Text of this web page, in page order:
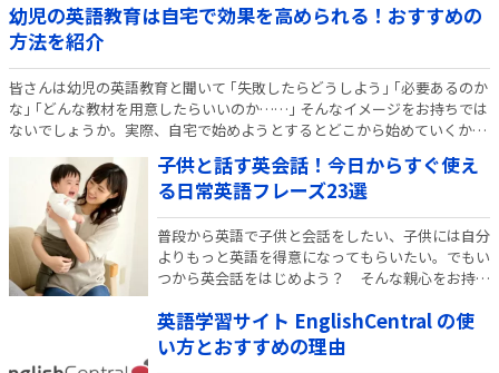
幼児の英語教育は自宅で効果を高められる！おすすめの
方法を紹介
皆さんは幼児の英語教育と聞いて ｢失敗したらどうしよう｣ ｢必要あるのか
な｣ ｢どんな教材を用意したらいいのか……｣ そんなイメージをお持ちでは
ないでしょうか。実際、自宅で始めようとするとどこから始めていくか悩
みますよね。 自宅で英語教育をしてみたい。英会話教室やレッスンに通っ
子供と話す英会話！今日からすぐ使え
る日常英語フレーズ23選
普段から英語で子供と会話をしたい、子供には自分
よりもっと英語を得意になってもらいたい。でもい
つから英会話をはじめよう？ そんな親心をお持ち
常会話を英会話にすると、子供は小学校に入学する
前から英語に親しむことができます。親子で英会話
英語学習サイト EnglishCentral の使
い方とおすすめの理由